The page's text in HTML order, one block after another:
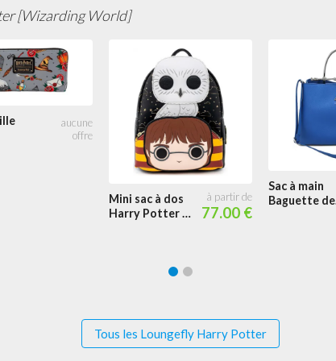
[Wizarding World]
Mini sac à dos
Harry Potter et
77.00 €
Sac à main
Baguette de
Tous les Loungefly Harry Potter